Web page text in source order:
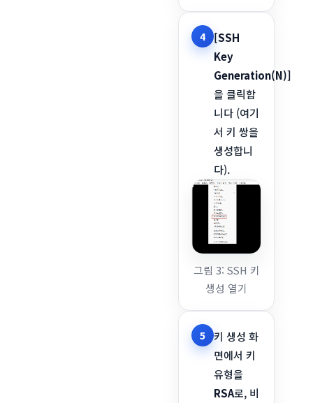
4
[SSH
Key
Generation(N)]
을 클릭합
니다 (여기
서 키 쌍을
생성합니
다).
그림 3: SSH 키
생성 열기
5 키 생성 화
면에서 키
유형을
RSA로, 비